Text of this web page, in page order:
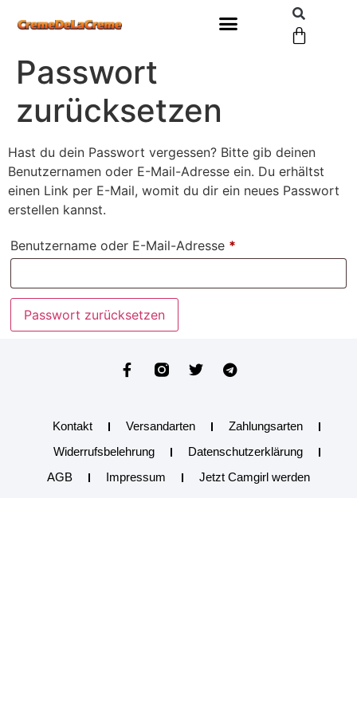
Passwort
zurücksetzen
Hast du dein Passwort vergessen? Bitte gib deinen
Benutzernamen oder E-Mail-Adresse ein. Du erhältst
einen Link per E-Mail, womit du dir ein neues Passwort
erstellen kannst.
Benutzername oder E-Mail-Adresse *
Passwort zurücksetzen
Kontakt Versandarten
Zahlungsarten
Widerrufsbelehrung
Datenschutzerklärung
AGB
Impressum Jetzt Camgirl werden